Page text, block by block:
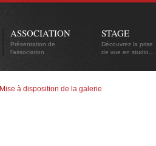
ASSOCIATION
Présentation de
l'association
STAGE
Découvrez la prise
de vue en studio...
Mise à disposition de la galerie